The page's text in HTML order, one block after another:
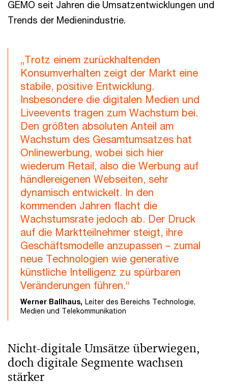
GEMO seit Jahren die Umsatzentwicklungen und
Trends der Medienindustrie.
„Trotz einem zurückhaltenden
Konsumverhalten zeigt der Markt eine
stabile, positive Entwicklung.
Insbesondere die digitalen Medien und
Liveevents tragen zum Wachstum bei.
Den größten absoluten Anteil am
Wachstum des Gesamtumsatzes hat
Onlinewerbung, wobei sich hier
wiederum Retail, also die Werbung auf
händlereigenen Webseiten, sehr
dynamisch entwickelt. In den
kommenden Jahren flacht die
Wachstumsrate jedoch ab. Der Druck
auf die Marktteilnehmer steigt, ihre
Geschäftsmodelle anzupassen – zumal
neue Technologien wie generative
künstliche Intelligenz zu spürbaren
Veränderungen führen.“
Werner Ballhaus, Leiter des Bereichs Technologie,
Medien und Telekommunikation
Nicht-digitale Umsätze überwiegen,
doch digitale Segmente wachsen
stärker